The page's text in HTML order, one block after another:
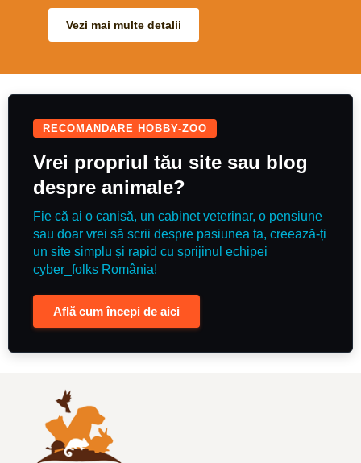
Vezi mai multe detalii
RECOMANDARE HOBBY-ZOO
Vrei propriul tău site sau blog
despre animale?
Fie că ai o canisă, un cabinet veterinar, o pensiune
sau doar vrei să scrii despre pasiunea ta, creează-ți
un site simplu și rapid cu sprijinul echipei
cyber_folks România!
Află cum începi de aici